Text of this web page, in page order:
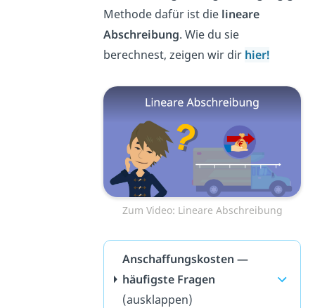
Methode dafür ist die lineare
Abschreibung. Wie du sie
berechnest, zeigen wir dir hier!
Zum Video: Lineare Abschreibung
Anschaffungskosten —
häufigste Fragen
(ausklappen)